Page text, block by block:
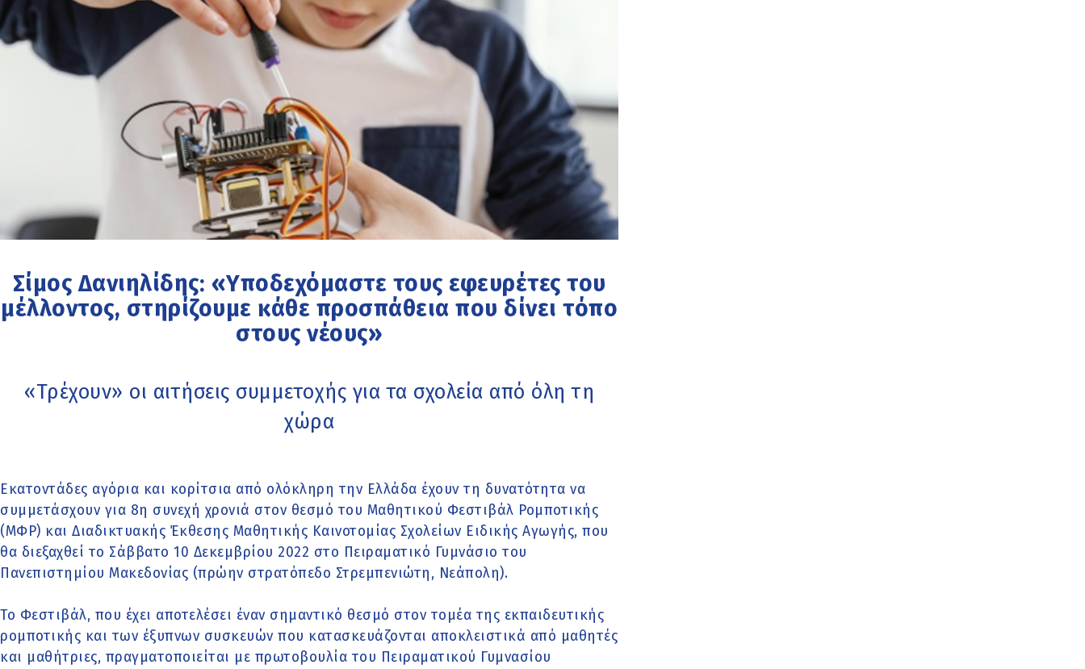
Σίμος Δανιηλίδης: «Υποδεχόμαστε τους εφευρέτες του
μέλλοντος, στηρίζουμε κάθε προσπάθεια που δίνει τόπο
στους νέους»
«Τρέχουν» οι αιτήσεις συμμετοχής για τα σχολεία από όλη τη
χώρα
Εκατοντάδες αγόρια και κορίτσια από ολόκληρη την Ελλάδα έχουν τη δυνατότητα να
συμμετάσχουν για 8η συνεχή χρονιά στον θεσμό του Μαθητικού Φεστιβάλ Ρομποτικής
(ΜΦΡ) και Διαδικτυακής Έκθεσης Μαθητικής Καινοτομίας Σχολείων Ειδικής Αγωγής, που
θα διεξαχθεί το Σάββατο 10 Δεκεμβρίου 2022 στο Πειραματικό Γυμνάσιο του
Πανεπιστημίου Μακεδονίας (πρώην στρατόπεδο Στρεμπενιώτη, Νεάπολη).
Το Φεστιβάλ, που έχει αποτελέσει έναν σημαντικό θεσμό στον τομέα της εκπαιδευτικής
ρομποτικής και των έξυπνων συσκευών που κατασκευάζονται αποκλειστικά από μαθητές
και μαθήτριες, πραγματοποιείται με πρωτοβουλία του Πειραματικού Γυμνασίου